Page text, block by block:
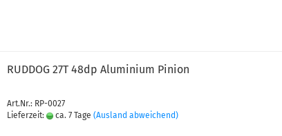
RUDDOG 27T 48dp Aluminium Pinion
Art.Nr.: RP-0027
Lieferzeit:
ca. 7 Tage (Ausland abweichend)